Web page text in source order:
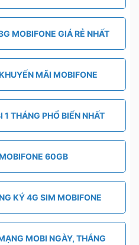
MOBIFONE GIÁ RẺ NHẤT
MÃI MOBIFONE
THÁNG PHỔ BIẾN NHẤT
60GB
KÝ 4G SIM MOBIFONE
MOBI NGÀY, THÁNG